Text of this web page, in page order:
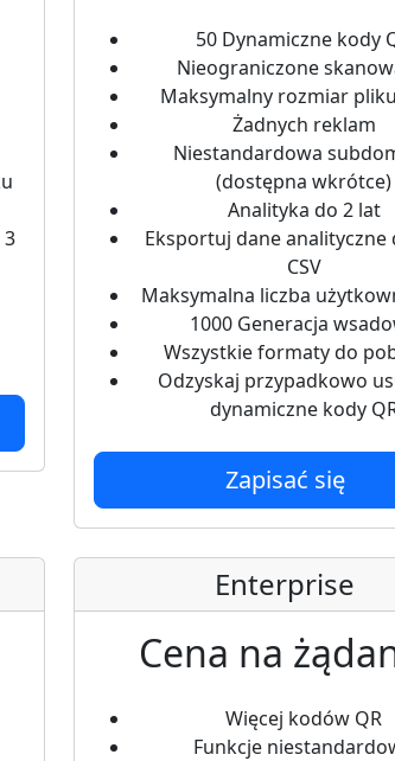
50 Dynamiczne kody
Nieograniczone
Maksymalny rozmiar
Żadnych reklam
Niestandardowa
(dostępna wkrótce)
Analityka do 2 lat
Eksportuj dane analityczne
CSV
Maksymalna liczba
1000 Generacja
Wszystkie formaty do
Odzyskaj przypadkowo
dynamiczne kody
Zapisać się
Enterprise
Cena na
Więcej kodów QR
Funkcje